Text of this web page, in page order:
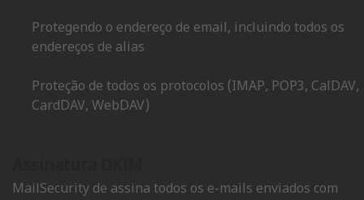
Protegendo o endereço de email, incluindo todos os
endereços de alias
Proteção de todos os protocolos (IMAP, POP3, CalDAV,
CardDAV, WebDAV)
MailSecurity de assina todos os e-mails enviados com